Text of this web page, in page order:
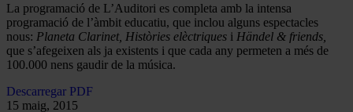
La programació de L’Auditori es completa amb la intensa
programació de l’àmbit educatiu, que inclou alguns espectacles
nous: Planeta Clarinet, Històries elèctriques i Händel & friends,
que s’afegeixen als ja existents i que cada any permeten a més de
100.000 nens gaudir de la música.
Descarregar PDF
15 maig, 2015